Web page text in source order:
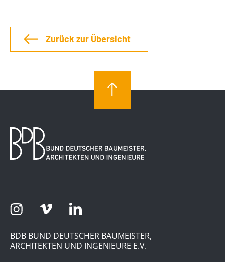
Zurück zur Übersicht
BDB BUND DEUTSCHER BAUMEISTER,
ARCHITEKTEN UND INGENIEURE E.V.